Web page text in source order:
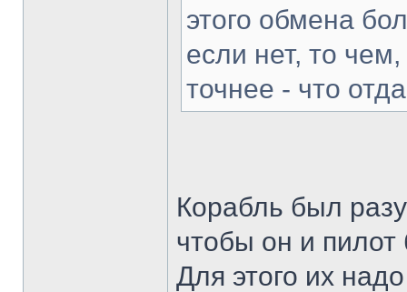
этого обмена
если нет, то
точнее - что
Корабль был
чтобы он и
Для этого их